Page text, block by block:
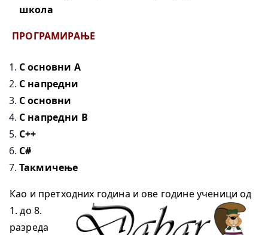
школа
ПРОГРАМИРАЊЕ
C основни A
C напредни
C основни
C напредни B
C++
C#
Такмичење
Као и претходних година и ове године ученици од
1. до 8.
разреда